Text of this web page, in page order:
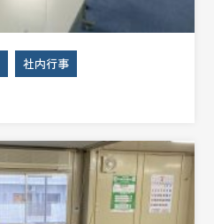
社内行事